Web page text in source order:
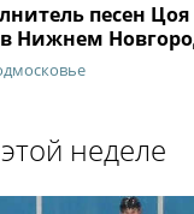
песен
Нижнем
неделе